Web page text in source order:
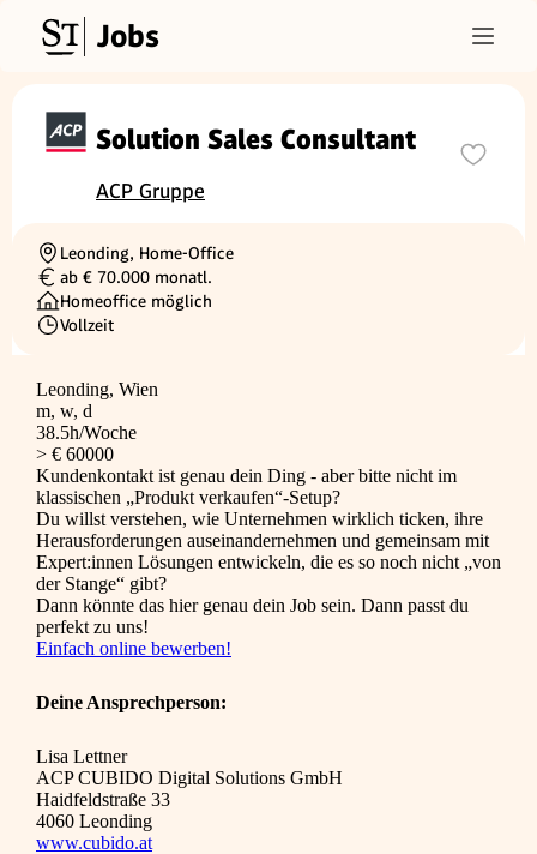
Jobs
Solution Sales Consultant
ACP Gruppe
Ortschaft
Leonding, Home-Office
Gehalt
ab € 70.000 monatl.
Homeoffice möglich
Beschäftigungsart
Vollzeit
Leonding, Wien
m, w, d
38.5h/Woche
> € 60000
Kundenkontakt ist genau dein Ding - aber bitte nicht im
klassischen „Produkt verkaufen“-Setup?
Du willst verstehen, wie Unternehmen wirklich ticken, ihre
Herausforderungen auseinandernehmen und gemeinsam mit
Expert:innen Lösungen entwickeln, die es so noch nicht „von
der Stange“ gibt?
Dann könnte das hier genau dein Job sein. Dann passt du
perfekt zu uns!
Einfach online bewerben!
Deine Ansprechperson:
Lisa Lettner
ACP CUBIDO Digital Solutions GmbH
Haidfeldstraße 33
4060 Leonding
www.cubido.at